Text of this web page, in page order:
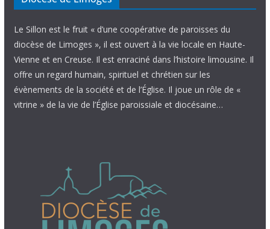
Le Sillon est le fruit « d’une coopérative de paroisses du
diocèse de Limoges », il est ouvert à la vie locale en Haute-
Vienne et en Creuse. Il est enraciné dans l’histoire limousine. Il
offre un regard humain, spirituel et chrétien sur les
évènements de la société et de l’Église. Il joue un rôle de «
vitrine » de la vie de l’Église paroissiale et diocésaine…